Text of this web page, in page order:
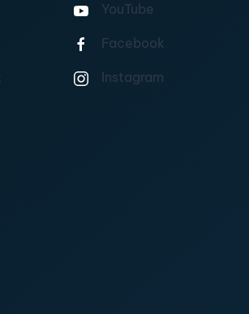
YouTube
Facebook
Instagram